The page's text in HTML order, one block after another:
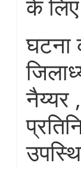
के
घटना
नैय्यर